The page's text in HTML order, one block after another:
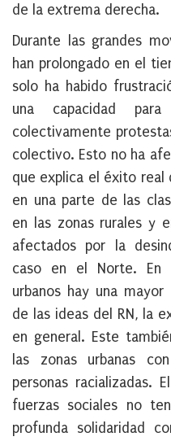
de la extrema derecha.
Durante las grandes
han prolongado en el
solo ha habido
una capacidad
colectivamente
colectivo. Esto no ha
que explica el éxito real
en una parte de las
en las zonas rurales y
afectados por la
caso en el Norte. En
urbanos hay una
de las ideas del RN, la
en general. Este
las zonas urbanas
personas racializadas.
fuerzas sociales no
profunda solidaridad